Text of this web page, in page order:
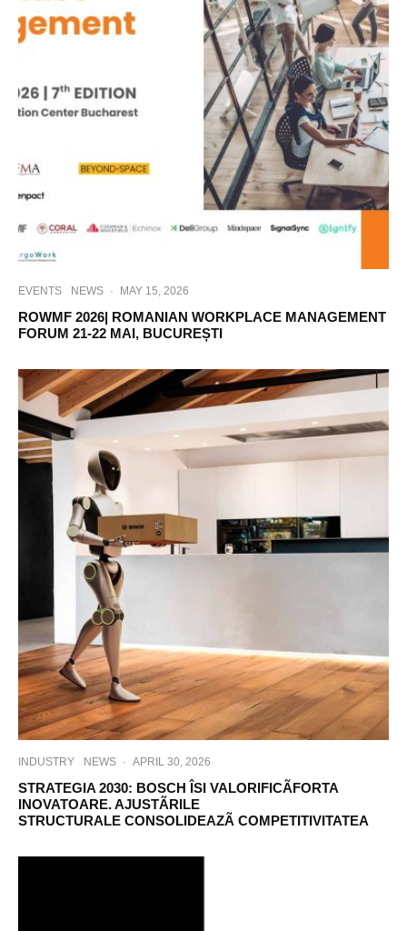
EVENTS NEWS · MAY 15, 2026
ROWMF 2026| ROMANIAN WORKPLACE MANAGEMENT
FORUM 21-22 MAI, BUCUREȘTI
INDUSTRY NEWS · APRIL 30, 2026
STRATEGIA 2030: BOSCH ÎSI VALORIFICÃFORTA
INOVATOARE. AJUSTÃRILE
STRUCTURALE CONSOLIDEAZÃ COMPETITIVITATEA